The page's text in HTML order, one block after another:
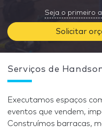
Seja o primeiro
Solicitar
Serviços de
Executamos espaços
eventos que vendem,
Construímos barracas,